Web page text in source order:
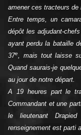
amener ces tracteurs de
Entre temps, un
dépôt les adjudant-
ayant perdu la bataille
37e, mais tout laisse
Quand saurais-je
au jour de notre départ.
A 19 heures part le
Commandant et une
le lieutenant
renseignement est parti